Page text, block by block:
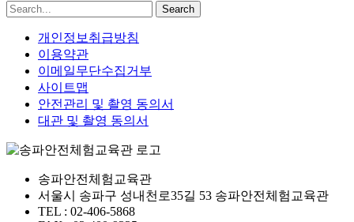
Search
개인정보취급방침
이용약관
이메일무단수집거부
사이트맵
안전관리 및 촬영 동의서
대관 및 촬영 동의서
송파안전체험교육관
서울시 송파구 성내천로35길 53 송파안전체험교육관
TEL : 02-406-5868